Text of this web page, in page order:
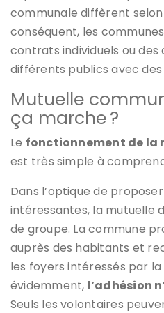
communale diffèrent
conséquent, les
contrats individuels ou
différents publics avec
Mutuelle
ça marche ?
Le fonctionnement de la
est très simple à
Dans l’optique de
intéressantes, la mutuelle
de groupe. La commune
auprès des habitants et
les foyers intéressés par la
évidemment, l’adhésion
Seuls les volontaires